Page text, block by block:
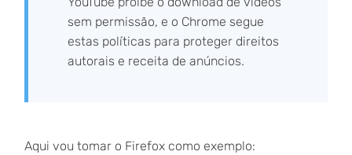
sem permissão, e o Chrome segue
estas políticas para proteger direitos
autorais e receita de anúncios.
Aqui vou tomar o Firefox como exemplo: